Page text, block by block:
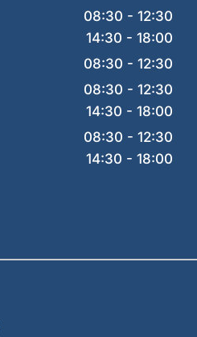
08:30 - 12:30
14:30 - 18:00
08:30 - 12:30
08:30 - 12:30
14:30 - 18:00
08:30 - 12:30
14:30 - 18:00